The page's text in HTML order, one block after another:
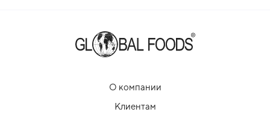
О компании
Клиентам